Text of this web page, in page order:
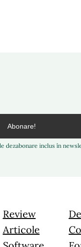
dezabonare inclus în
Review
Articole